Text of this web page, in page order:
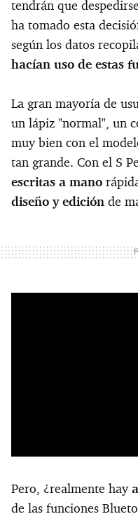
tendrán que
ha tomado esta
según los datos
hacían uso de estas
La gran mayoría de
un lápiz "normal", un
muy bien con el
tan grande. Con el S
escritas a mano
diseño y edición de
Pero, ¿realmente hay
de las funciones